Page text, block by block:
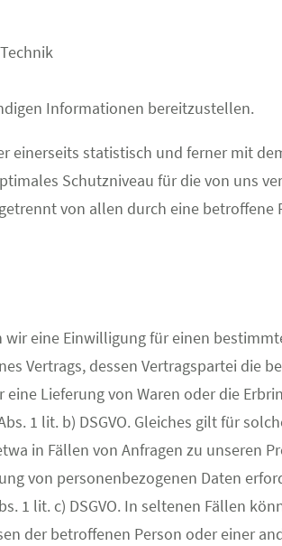
Informationen bereitzustellen.
einerseits statistisch und ferner mit
Schutzniveau für die von uns
von allen durch eine betroffene
wir eine Einwilligung für einen
Vertrags, dessen Vertragspartei die
Lieferung von Waren oder die
1 lit. b) DSGVO. Gleiches gilt für
in Fällen von Anfragen zu unseren
von personenbezogenen Daten
1 lit. c) DSGVO. In seltenen Fällen
der betroffenen Person oder einer